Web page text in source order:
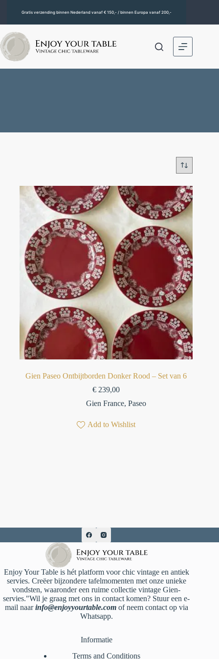
Gratis verzending binnen Nederland vanaf € 150,- / binnen Europa vanaf 200,-
Gien Paseo Ontbijtborden Donker Rood – Set van 6
€ 239,00
Gien France, Paseo
Add to Wishlist
Enjoy Your Table is hét platform voor chic vintage en antiek
servies. Creëer bijzondere tafelmomenten met onze unieke
vondsten, waaronder een ruime collectie vintage Gien-
servies."Wil je graag met ons in contact komen? Stuur een e-
mail naarinfo@enjoyyourtable.comof neem contact op via
Whatsapp.
Informatie
Terms and Conditions